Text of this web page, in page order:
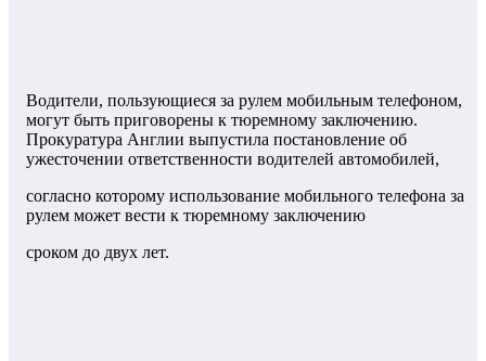
Водители, пользующиеся за рулем мобильным телефоном,
могут быть приговорены к тюремному заключению.
Прокуратура Англии выпустила постановление об
ужесточении ответственности водителей автомобилей,
согласно которому использование мобильного телефона за
рулем может вести к тюремному заключению
сроком до двух лет.